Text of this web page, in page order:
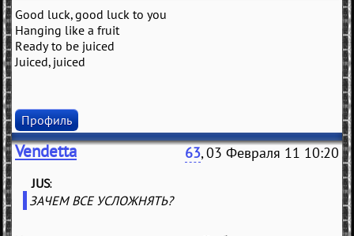
Good luck, good luck to you
Hanging like a fruit
Ready to be juiced
Juiced, juiced
Профиль
Vendetta 63, 03 Февраля 11 10:20
(JUS
ЗАЧЕМ ВСЕ УСЛОЖНЯТЬ?